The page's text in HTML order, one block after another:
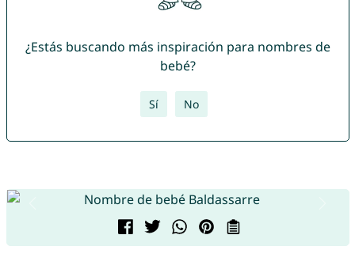
¿Estás buscando más inspiración para nombres de
bebé?
Sí No